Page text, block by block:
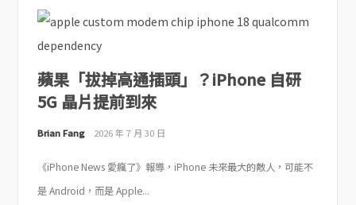
蘋果「拔掉高通插頭」？iPhone 自研
5G 晶片提前到來
Brian Fang 2026 年 7 月 30 日
《iPhone News 愛瘋了》報導，iPhone 未來最大的敵人，可能不
是 Android，而是 Apple...